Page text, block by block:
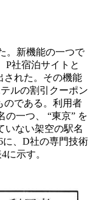
。新機能の一つで
P社宿泊サイトと
された。その機能
ルの割引クーポン
のである。利用者
の一つ、 “東京” を
いない架空の駅名
に、D社の専門技術
に示す。